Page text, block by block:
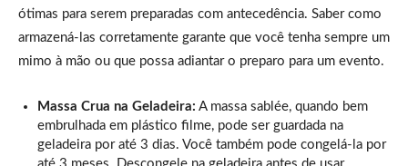
ótimas para serem preparadas com antecedência. Saber como
armazená-las corretamente garante que você tenha sempre um
mimo à mão ou que possa adiantar o preparo para um evento.
Massa Crua na Geladeira: A massa sablée, quando bem
embrulhada em plástico filme, pode ser guardada na
geladeira por até 3 dias. Você também pode congelá-la por